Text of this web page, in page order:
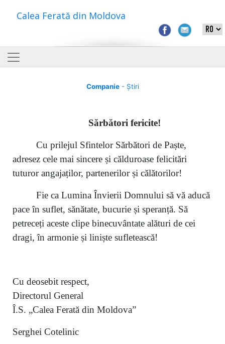
Calea Ferată din Moldova
Companie- Știri
Sărbători fericite!
Cu prilejul Sfintelor Sărbători de Paște,
adresez cele mai sincere și călduroase felicitări
tuturor angajaților, partenerilor și călătorilor!
Fie ca Lumina Învierii Domnului să vă aducă
pace în suflet, sănătate, bucurie și speranță. Să
petreceți aceste clipe binecuvântate alături de cei
dragi, în armonie și liniște sufletească!
Cu deosebit respect,
Directorul General
Î.S. „Calea Ferată din Moldova”
Serghei Cotelinic